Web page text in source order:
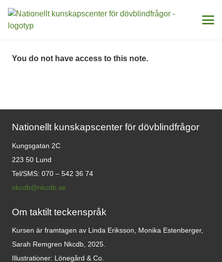
You do not have access to this note.
Nationellt kunskapscenter för dövblindfrågor
Kungsgatan 2C
223 50 Lund
Tel/SMS: 070 – 542 36 74
nkcdb@nkcdb.se
Om taktilt teckenspråk
Kursen är framtagen av Linda Eriksson, Monika Estenberger,
Sarah Remgren Nkcdb, 2025.
Illustrationer: Lönegård & Co.